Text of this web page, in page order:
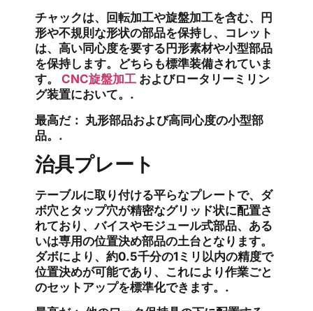
チャックは、回転加工や旋盤加工を含む、円
形や不規則な形状の部品を保持し、コレット
は、高い同心度を要する円形素材や小型部品
を保持します。どちらも標準装備されていま
す。
CNC旋盤加工 およびロータリーミリン
グ装置において。.
最高だ： 丸形部品および高同心度の小型部
品。.
治具プレート
テーブルに取り付ける平らなプレートで、ダ
ボ穴とタップ穴が精密なグリッド状に配置さ
れており、バイスやモジュール式部品、ある
いは専用の位置決め部品の土台となります。
ダボにより、約0.5千分の1ミリ以内の精度で
位置決めが可能であり、これにより作業ごと
のセットアップを標準化できます。.